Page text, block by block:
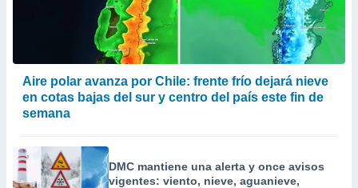
Aire polar avanza por Chile: frente frío dejará nieve
en cotas bajas del sur y centro del país este fin de
semana
DMC mantiene una alerta y once avisos
vigentes: viento, nieve, aguanieve,